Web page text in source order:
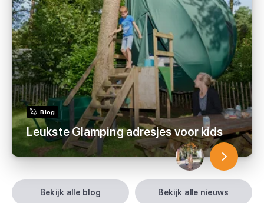
bekijk alle blog bekijk alle nieuws
Blog
Leukste Glamping adresjes voor kids